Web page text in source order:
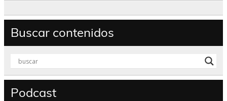
Buscar contenidos
Podcast